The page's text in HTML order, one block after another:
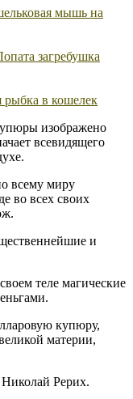
мышь на
загребушка
рыбка в кошелек
изображено
всевидящего
всему миру
во всех своих
и
теле магические
купюру,
материи,
Рерих.